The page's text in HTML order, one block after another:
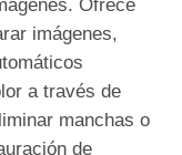
Ofrece
imágenes,
a través de
manchas o
de